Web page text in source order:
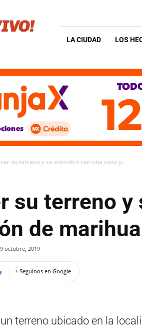
LA CIUDAD LOS
ver su terreno y se encontró con una casa y...
su terreno
de
octubre, 2019
+ Seguinos en Google
terreno ubicado en la